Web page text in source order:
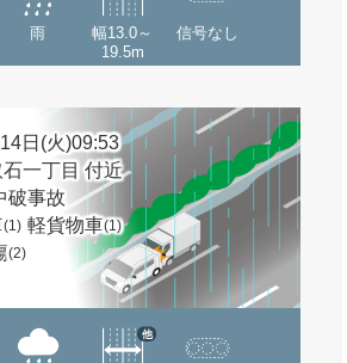
雨
幅13.0～
19.5m
信号なし
日(火)09:53
一丁目 付近
破事故
(1) 軽貨物車(1)
(2)
他